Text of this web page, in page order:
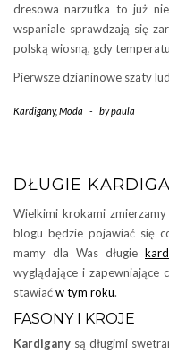
dresowa narzutka to już
wspaniale sprawdzają się
polską wiosną, gdy
Pierwsze dzianinowe szaty
Kardigany,Moda - bypaula
DŁUGIE
Wielkimi krokami
blogu będzie pojawiać się
mamy dla Was długie
wyglądające i zapewniające
stawiaćw tym roku.
FASONY I KROJE
Kardigany są długimi